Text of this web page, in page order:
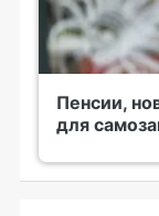
Пенсии,
для